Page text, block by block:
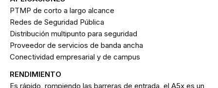
PTMP de corto a largo alcance
Redes de Seguridad Pública
Distribución multipunto para seguridad
Proveedor de servicios de banda ancha
Conectividad empresarial y de campus
RENDIMIENTO
Es rápido, rompiendo las barreras de entrada, el A5x es un